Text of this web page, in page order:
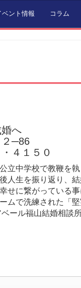
ベント情報 コラム
へ
２─86
４１５０
立中学校で教鞭を
人生を振り返り、
せに繋がっている
ムで洗練された「
ール福山結婚相談